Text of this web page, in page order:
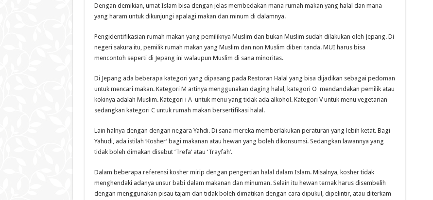
Dengan demikian, umat Islam bisa dengan jelas membedakan mana rumah makan yang halal dan mana
yang haram untuk dikunjungi apalagi makan dan minum di dalamnya.
Pengidentifikasian rumah makan yang pemiliknya Muslim dan bukan Muslim sudah dilakukan oleh Jepang. Di
negeri sakura itu, pemilik rumah makan yang Muslim dan non Muslim diberi tanda. MUI harus bisa
mencontoh seperti di Jepang ini walaupun Muslim di sana minoritas.
Di Jepang ada beberapa kategori yang dipasang pada Restoran Halal yang bisa dijadikan sebagai pedoman
untuk mencari makan. Kategori M artinya menggunakan daging halal, kategori O mendandakan pemilik atau
kokinya adalah Muslim. Kategori i A untuk menu yang tidak ada alkohol. Kategori V untuk menu vegetarian
sedangkan kategori C untuk rumah makan bersertifikasi halal.
Lain halnya dengan dengan negara Yahdi. Di sana mereka memberlakukan peraturan yang lebih ketat. Bagi
Yahudi, ada istilah ‘Kosher’ bagi makanan atau hewan yang boleh dikonsumsi. Sedangkan lawannya yang
tidak boleh dimakan disebut ‘Trefa’ atau ‘Trayfah’.
Dalam beberapa referensi kosher mirip dengan pengertian halal dalam Islam. Misalnya, kosher tidak
menghendaki adanya unsur babi dalam makanan dan minuman. Selain itu hewan ternak harus disembelih
dengan menggunakan pisau tajam dan tidak boleh dimatikan dengan cara dipukul, dipelintir, atau diterkam